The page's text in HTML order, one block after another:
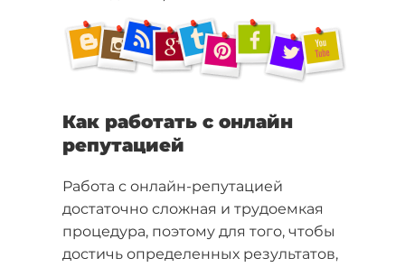
Как работать с онлайн
репутацией
Работа с онлайн-репутацией
достаточно сложная и трудоемкая
процедура, поэтому для того, чтобы
достичь определенных результатов,